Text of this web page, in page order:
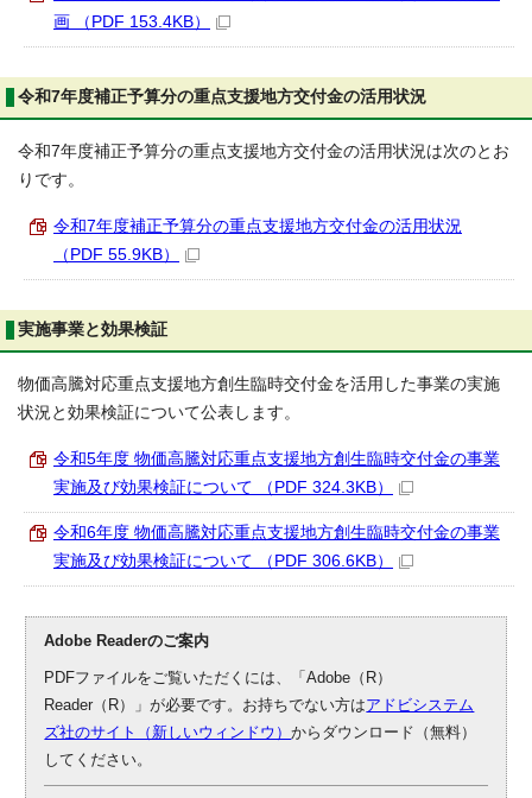
画 （PDF 153.4KB）
令和7年度補正予算分の重点支援地方交付金の活用状況
令和7年度補正予算分の重点支援地方交付金の活用状況は次のとお
りです。
令和7年度補正予算分の重点支援地方交付金の活用状況
（PDF 55.9KB）
実施事業と効果検証
物価高騰対応重点支援地方創生臨時交付金を活用した事業の実施
状況と効果検証について公表します。
令和5年度 物価高騰対応重点支援地方創生臨時交付金の事業
実施及び効果検証について （PDF 324.3KB）
令和6年度 物価高騰対応重点支援地方創生臨時交付金の事業
実施及び効果検証について （PDF 306.6KB）
Adobe Readerのご案内
PDFファイルをご覧いただくには、「Adobe（R）
Reader（R）」が必要です。お持ちでない方はアドビシステム
ズ社のサイト（新しいウィンドウ）からダウンロード（無料）
してください。